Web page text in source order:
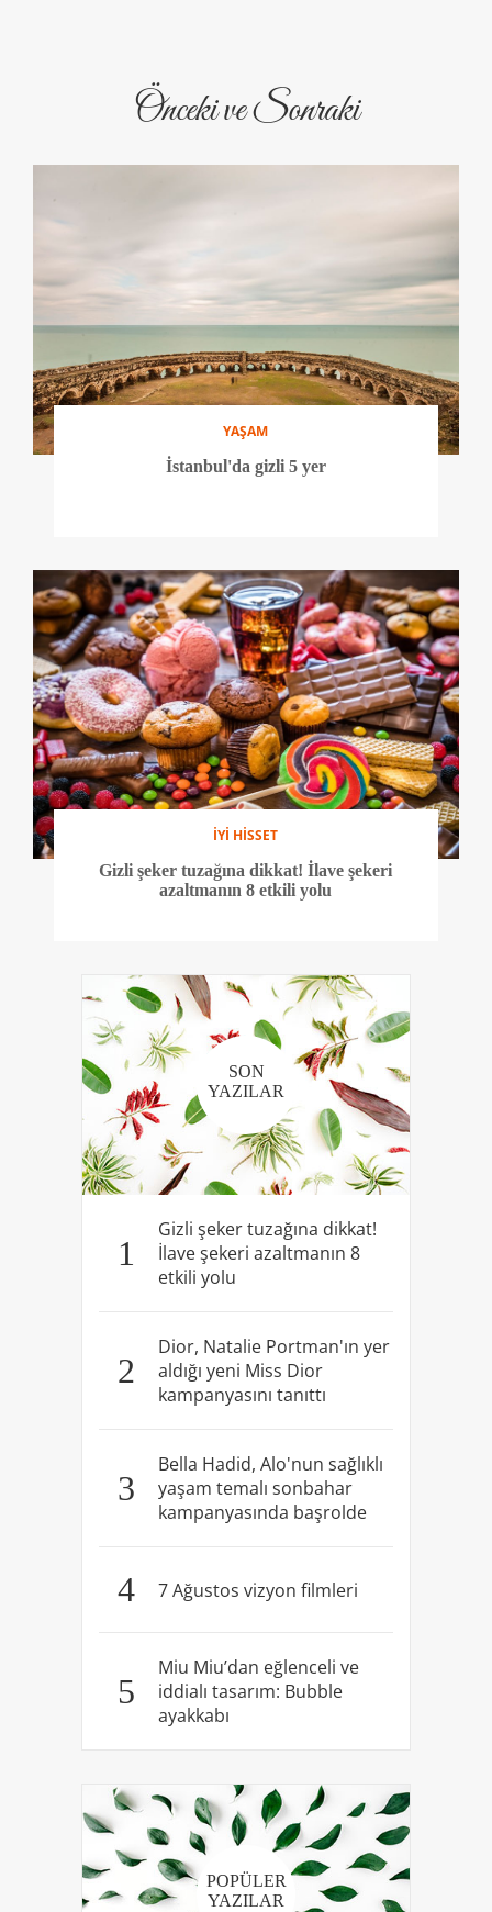
Önceki ve Sonraki
YAŞAM
İstanbul'da gizli 5 yer
İYİ HİSSET
Gizli şeker tuzağına dikkat! İlave şekeri
azaltmanın 8 etkili yolu
SON
YAZILAR
1
Gizli şeker tuzağına dikkat!
İlave şekeri azaltmanın 8
etkili yolu
2
Dior, Natalie Portman'ın yer
aldığı yeni Miss Dior
kampanyasını tanıttı
3
Bella Hadid, Alo'nun sağlıklı
yaşam temalı sonbahar
kampanyasında başrolde
4 7 Ağustos vizyon filmleri
5
Miu Miu’dan eğlenceli ve
iddialı tasarım: Bubble
ayakkabı
POPÜLER
YAZILAR